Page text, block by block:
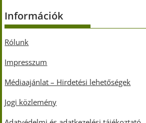
Információk
Rólunk
Impresszum
Médiaajánlat – Hirdetési lehetőségek
Jogi közlemény